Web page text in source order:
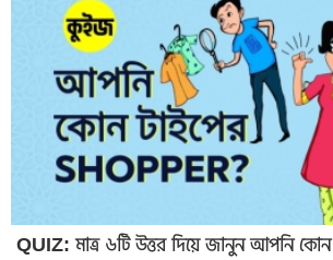
QUIZ: মাত্র ৬টি উত্তর দিয়ে জানুন আপনি কোন